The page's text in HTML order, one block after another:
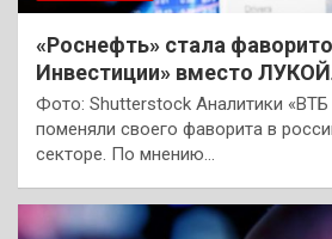
«Роснефть» стала
Инвестиции» вместо
Фото: Shutterstock Аналитики
поменяли своего фаворита в
секторе. По мнению…